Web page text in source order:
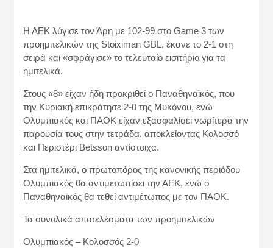
Η ΑΕΚ λύγισε τον Άρη με 102-99 στο Game 3 των
προημιτελικών της Stoiximan GBL, έκανε το 2-1 στη
σειρά και «σφράγισε» το τελευταίο εισιτήριο για τα
ημιτελικά.
Στους «8» είχαν ήδη προκριθεί ο Παναθηναϊκός, που
την Κυριακή επικράτησε 2-0 της Μυκόνου, ενώ
Ολυμπιακός και ΠΑΟΚ είχαν εξασφαλίσει νωρίτερα την
παρουσία τους στην τετράδα, αποκλείοντας Κολοσσό
και Περιστέρι Betsson αντίστοιχα.
Στα ημιτελικά, ο πρωτοπόρος της κανονικής περιόδου
Ολυμπιακός θα αντιμετωπίσει την ΑΕΚ, ενώ ο
Παναθηναϊκός θα τεθεί αντιμέτωπος με τον ΠΑΟΚ.
Τα συνολικά αποτελέσματα των προημιτελικών
Ολυμπιακός – Κολοσσός 2-0